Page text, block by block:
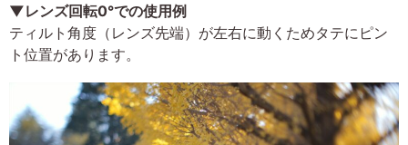
▼レンズ回転0°での使用例
ティルト角度（レンズ先端）が左右に動くためタテにピン
ト位置があります。